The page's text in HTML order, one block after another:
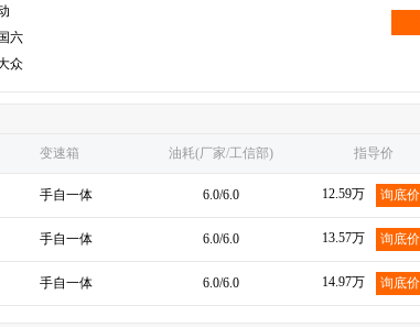
国六
众
变速箱 油耗(厂家/工信部) 指导价
手自一体 6.0/6.0 12.59万 询底价
手自一体 6.0/6.0 13.57万 询底价
手自一体 6.0/6.0 14.97万 询底价